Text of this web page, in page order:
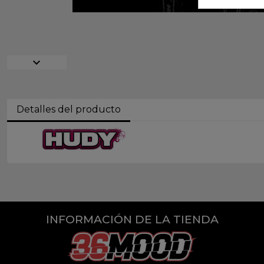
expand_more
Detalles del producto
INFORMACIÓN DE LA TIENDA